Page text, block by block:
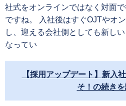
社式をオンラインではなく対面
ですね。 入社後はすぐOJTやオ
し、迎える会社側としても新し
なってい
【採用アップデート】新入
そ！の続き